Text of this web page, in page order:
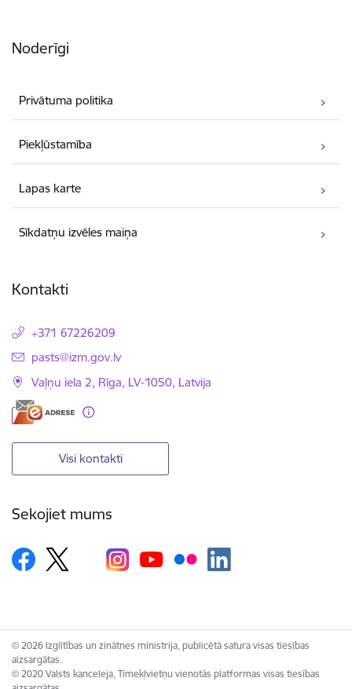
Noderīgi
Privātuma politika
Piekļūstamība
Lapas karte
Sīkdatņu izvēles maiņa
Kontakti
+371 67226209
E-pasts:
pasts@izm.gov.lv
Vaļņu iela 2, Rīga, LV-1050, Latvija
Visi kontakti
Sekojiet mums
© 2026 Izglītības un zinātnes ministrija, publicētā satura visas tiesības
aizsargātas.
© 2020 Valsts kanceleja, Tīmekļvietņu vienotās platformas visas tiesības